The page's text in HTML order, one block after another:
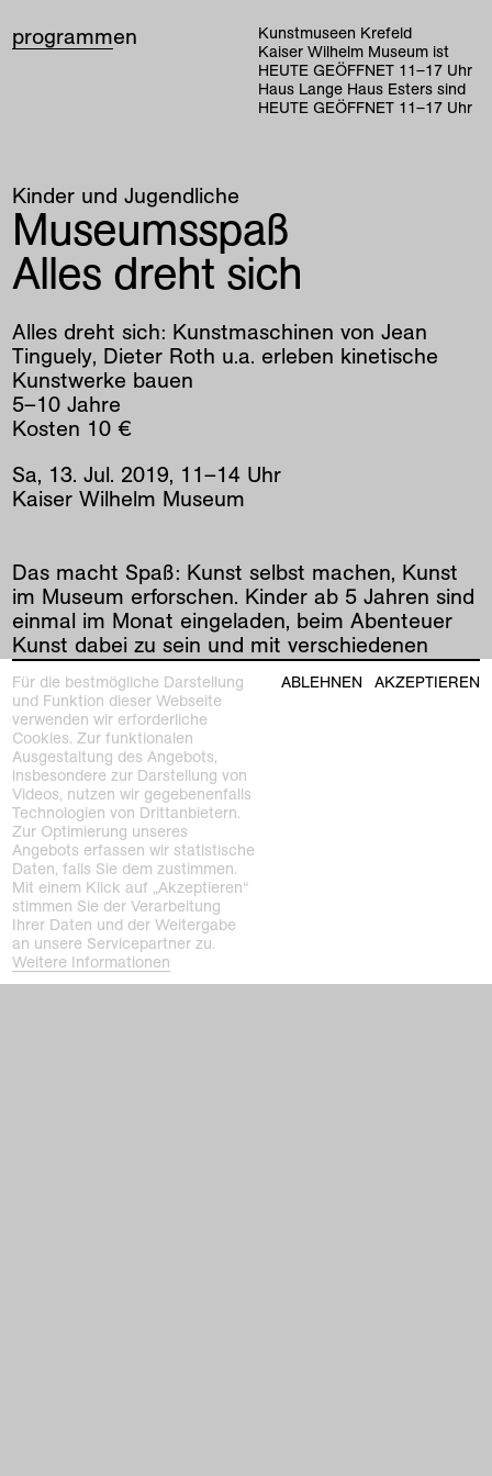
programmen
Kunstmuseen Krefeld
Kaiser Wilhelm Museum ist
HEUTE GEÖFFNET 11–17 Uhr
Haus Lange Haus Esters sind
HEUTE GEÖFFNET 11–17 Uhr
Kinder und Jugendliche
Museumsspaß
Alles dreht sich
Alles dreht sich: Kunstmaschinen von Jean
Tinguely, Dieter Roth u.a. erleben kinetische
Kunstwerke bauen
5–10 Jahre
Kosten 10 €
Sa, 13.Jul. 2019, 11–14 Uhr
Kaiser Wilhelm Museum
Das macht Spaß: Kunst selbst machen, Kunst
im Museum erforschen. Kinder ab 5 Jahren sind
einmal im Monat eingeladen, beim Abenteuer
Kunst dabei zu sein und mit verschiedenen
Techniken künstlerisch zu arbeiten.
Anmeldung unter:
servicekunstmuseen@krefeld.de
vorherige|
Kunstmuseen Krefeld
+49 2151 975580
Für die bestmögliche Darstellung
und Funktion dieser Webseite
verwenden wir erforderliche
Cookies. Zur funktionalen
Ausgestaltung des Angebots,
insbesondere zur Darstellung von
Videos, nutzen wir gegebenenfalls
Technologien von Drittanbietern.
Zur Optimierung unseres
Angebots erfassen wir statistische
Daten, falls Sie dem zustimmen.
Mit einem Klick auf „Akzeptieren“
stimmen Sie der Verarbeitung
Ihrer Daten und der Weitergabe
an unsere Servicepartner zu.
Weitere Informationen
ABLEHNEN AKZEPTIEREN